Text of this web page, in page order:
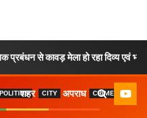
से कावड़ मेला हो रहा दिव्य एवं भव्य
POLITICSशहर CITY अपराध CRIME